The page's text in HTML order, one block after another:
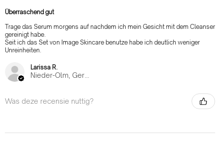
Überraschend gut
Trage das Serum morgens auf nachdem ich mein Gesicht mit dem Cleanser
gereinigt habe.
Seit ich das Set von Image Skincare benutze habe ich deutlich weniger
Unreinheiten.
Larissa R.
Was deze recensie nuttig?